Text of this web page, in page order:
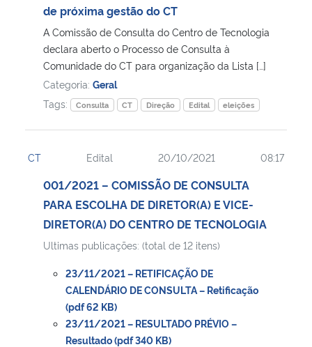
de próxima gestão do CT
A Comissão de Consulta do Centro de Tecnologia
declara aberto o Processo de Consulta à
Comunidade do CT para organização da Lista […]
Categoria: Geral
Tags:
Consulta CT Direção Edital eleições
CT Edital 20/10/2021 08:17
001/2021 – COMISSÃO DE CONSULTA
PARA ESCOLHA DE DIRETOR(A) E VICE-
DIRETOR(A) DO CENTRO DE TECNOLOGIA
Ultimas publicações: (total de 12 itens)
23/11/2021 – RETIFICAÇÃO DE
CALENDÁRIO DE CONSULTA – Retificação
(pdf 62 KB)
23/11/2021 – RESULTADO PRÉVIO –
Resultado (pdf 340 KB)